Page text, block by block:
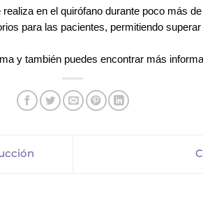
en el quirófano durante poco más
para las pacientes, permitiendo
y también puedes encontrar más